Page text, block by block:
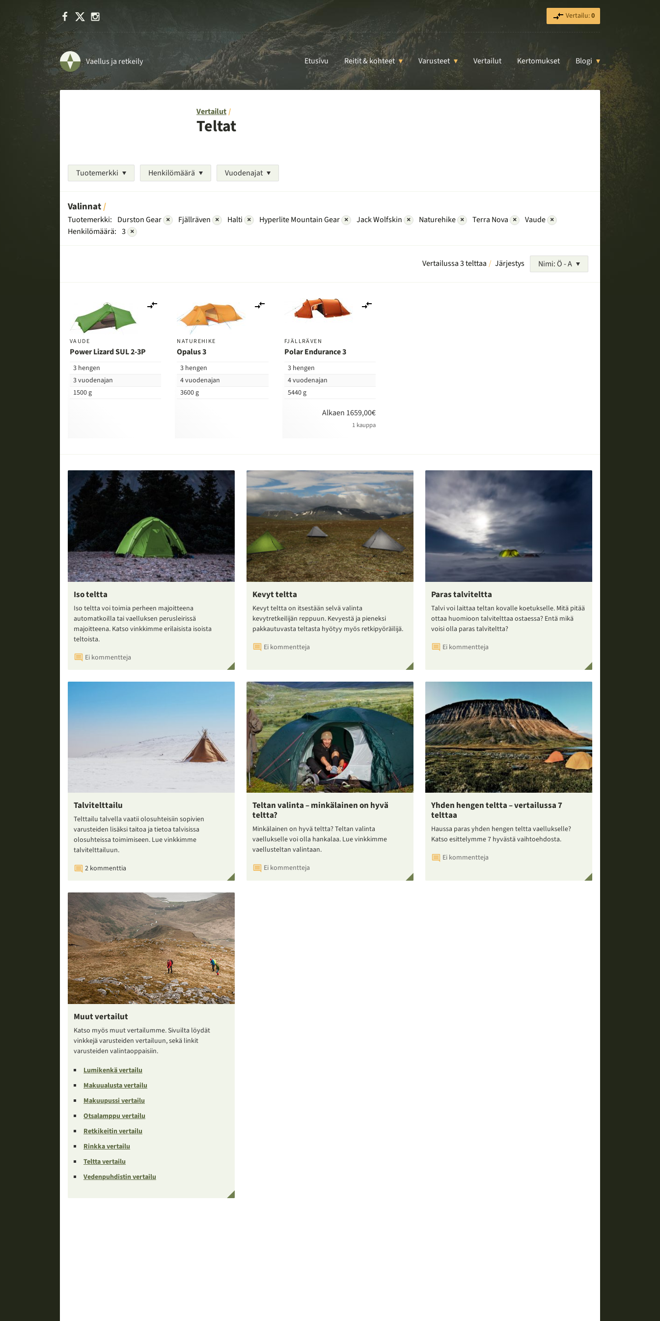
Facebook Vertailu:0
Vaellus ja retkeily Etusivu Reitit & kohteet Varusteet Vertailut Kertomukset Blogi
Vertailut
Teltat
Tuotemerkki Henkilömäärä Vuodenajat
Valinnat
Tuotemerkki: Durston Gear × Fjällräven × Halti × Hyperlite Mountain Gear × Jack Wolfskin × Naturehike × Terra Nova × Vaude ×
Henkilömäärä: 3 ×
Vertailussa 3 telttaa Järjestys Nimi: Ö - A
VAUDE
Power Lizard SUL 2-3P
3 hengen
3 vuodenajan
1500 g
vertailuun
NATUREHIKE
Opalus 3
3 hengen
4 vuodenajan
3600 g
vertailuun
FJÄLLRÄVEN
Polar Endurance 3
3 hengen
4 vuodenajan
5440 g
Alkaen 1659,00€
1 kauppa
Iso teltta
Iso teltta voi toimia perheen majoitteena
automatkoilla tai vaelluksen perusleirissä
majoitteena. Katso vinkkimme erilaisista isoista
teltoista.
Ei kommentteja
Kevyt teltta
Kevyt teltta on itsestään selvä valinta
kevytretkeilijän reppuun. Kevyestä ja pieneksi
pakkautuvasta teltasta hyötyy myös retkipyöräilijä.
Ei kommentteja
Paras talviteltta
Talvi voi laittaa teltan kovalle koetukselle. Mitä pitää
ottaa huomioon talvitelttaa ostaessa? Entä mikä
voisi olla paras talviteltta?
Ei kommentteja
Talvitelttailu
Telttailu talvella vaatii olosuhteisiin sopivien
varusteiden lisäksi taitoa ja tietoa talvisissa
olosuhteissa toimimiseen. Lue vinkkimme
talvitelttailuun.
2 kommenttia
Teltan valinta – minkälainen on hyvä
teltta?
Minkälainen on hyvä teltta? Teltan valinta
vaellukselle voi olla hankalaa. Lue vinkkimme
vaellusteltan valintaan.
Ei kommentteja
Yhden hengen teltta – vertailussa 7
telttaa
Haussa paras yhden hengen teltta vaellukselle?
Katso esittelymme 7 hyvästä vaihtoehdosta.
Ei kommentteja
Muut vertailut
Katso myös muut vertailumme. Sivuilta löydät
vinkkejä varusteiden vertailuun, sekä linkit
varusteiden valintaoppaisiin.
Lumikenkä vertailu
Makuualusta vertailu
Makuupussi vertailu
Otsalamppu vertailu
Retkikeitin vertailu
Rinkka vertailu
Teltta vertailu
Vedenpuhdistin vertailu